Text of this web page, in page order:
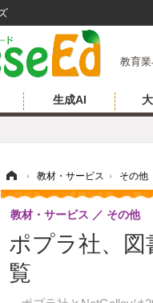
教育
生成AI
› 教材・サービス › その他
ポプラ社、
覧
教材・サービス その他